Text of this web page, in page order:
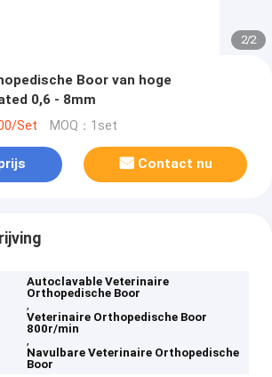
2/2
Boor van hoge
0,6 - 8mm
Set MOQ：1set
Contact nu
Autoclavable Veterinaire
Orthopedische Boor
,
Veterinaire Orthopedische Boor
800r/min
,
Navulbare Veterinaire Orthopedische
Boor